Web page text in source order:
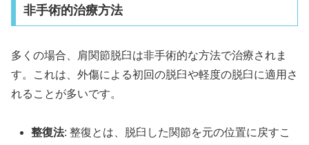
非手術的治療方法
多くの場合、肩関節脱臼は非手術的な方法で治療されま
す。これは、外傷による初回の脱臼や軽度の脱臼に適用さ
れることが多いです。
整復法: 整復とは、脱臼した関節を元の位置に戻すこ